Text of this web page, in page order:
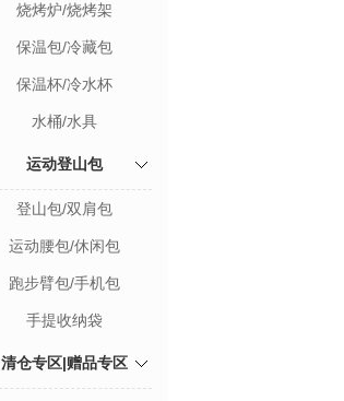
烧烤炉/烧烤架
保温包/冷藏包
保温杯/冷水杯
水桶/水具
运动登山包
登山包/双肩包
运动腰包/休闲包
跑步臂包/手机包
手提收纳袋
清仓专区|赠品专区